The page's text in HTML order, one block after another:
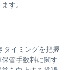
す。
タイミングを把握
管手数料に関す